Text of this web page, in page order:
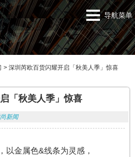
导航菜单
>深圳芮欧百货闪耀开启「秋美人季」惊喜
「秋美人季」惊喜
新闻
以金属色&线条为灵感，